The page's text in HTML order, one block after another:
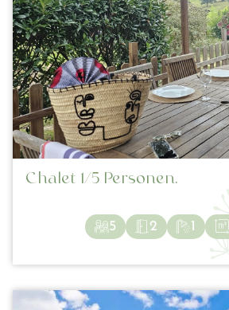
Chalet 1/5 Personen.
5 2 1